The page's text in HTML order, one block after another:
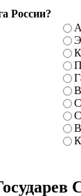
России?